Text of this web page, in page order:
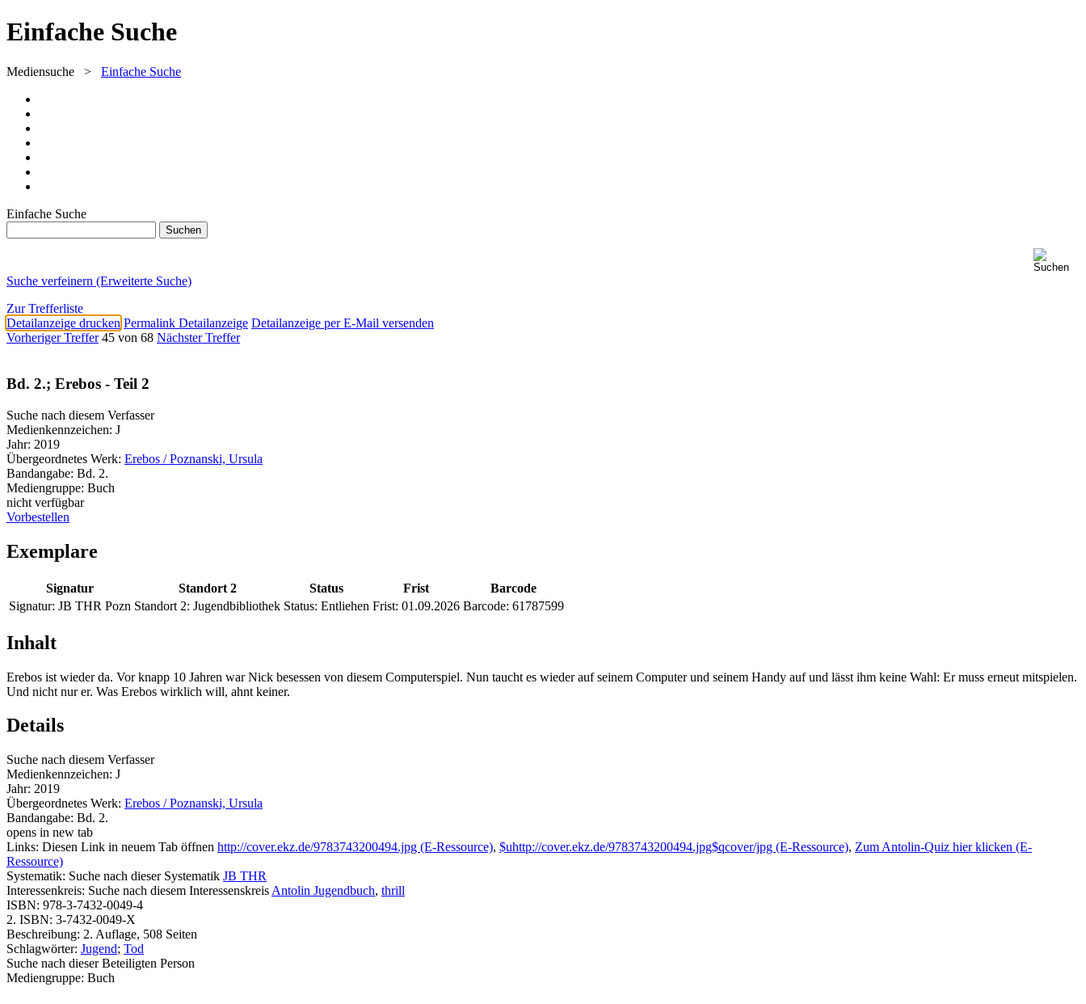
Einfache Suche
Mediensuche > Einfache Suche
Einfache Suche
Suche verfeinern (Erweiterte Suche)
Zur Trefferliste
Detailanzeige drucken Permalink Detailanzeige Detailanzeige per E-Mail versenden
Vorheriger Treffer 45 von 68 Nächster Treffer
Bd. 2.; Erebos - Teil 2
Suche nach diesem Verfasser
Medienkennzeichen: J
Jahr: 2019
Übergeordnetes Werk: Erebos / Poznanski, Ursula
Bandangabe: Bd. 2.
Mediengruppe: Buch
nicht verfügbar
Vorbestellen
Exemplare
Signatur Standort 2 Status Frist
Barcode
Signatur: JB THR Pozn Standort 2: Jugendbibliothek Status: Entliehen Frist: 01.09.2026 Barcode: 61787599
Inhalt
Erebos ist wieder da. Vor knapp 10 Jahren war Nick besessen von diesem Computerspiel. Nun taucht es wieder auf seinem Computer und seinem Handy auf und lässt ihm keine Wahl: Er muss erneut mitspielen.
Und nicht nur er. Was Erebos wirklich will, ahnt keiner.
Details
Suche nach diesem Verfasser
Medienkennzeichen: J
Jahr: 2019
Übergeordnetes Werk: Erebos / Poznanski, Ursula
Bandangabe: Bd. 2.
opens in new tab
Links: Diesen Link in neuem Tab öffnen http://cover.ekz.de/9783743200494.jpg (E-Ressource), $uhttp://cover.ekz.de/9783743200494.jpg$qcover/jpg (E-Ressource), Zum Antolin-Quiz hier klicken (E-
Ressource)
Systematik: Suche nach dieser Systematik JB THR
Interessenkreis: Suche nach diesem Interessenskreis Antolin Jugendbuch, thrill
ISBN: 978-3-7432-0049-4
2. ISBN: 3-7432-0049-X
Beschreibung: 2. Auflage, 508 Seiten
Schlagwörter: Jugend; Tod
Suche nach dieser Beteiligten Person
Mediengruppe: Buch